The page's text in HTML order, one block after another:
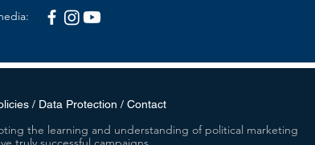
/ Data Protection / Contact
the learning and understanding of political marketing